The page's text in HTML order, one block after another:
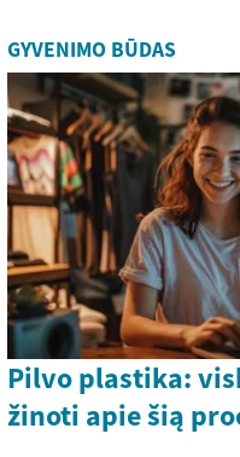
GYVENIMO BŪDAS
Pilvo plastika:
žinoti apie šią